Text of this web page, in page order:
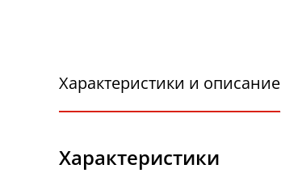
Характеристики и описание
Характеристики